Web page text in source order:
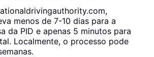
menos de 7-10 dias para a
da PID e apenas 5 minutos para
Localmente, o processo pode